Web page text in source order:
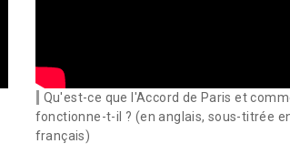
Qu'est-ce que l'Accord de Paris et
fonctionne-t-il ? (en anglais, sous-titrée
français)